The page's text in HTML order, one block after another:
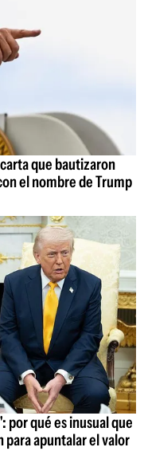
que bautizaron
el nombre de Trump
por qué es inusual que
para apuntalar el valor